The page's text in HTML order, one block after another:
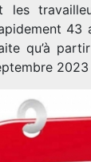
les
43
qu’à